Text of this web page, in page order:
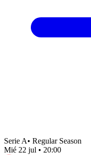
Serie A• Regular Season
Mié 22 jul • 20:00